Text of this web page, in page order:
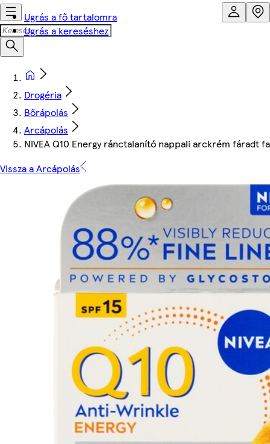
Ugrás a fő tartalomra
Ugrás a kereséshez
Drogéria
Bőrápolás
Arcápolás
NIVEA Q10 Energy ránctalanító nappali arckrém fáradt
Vissza a Arcápolás